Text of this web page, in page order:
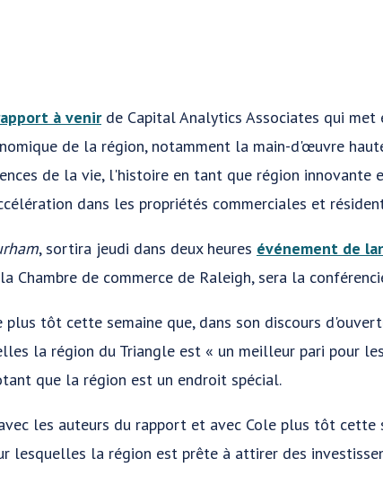
à venirde Capital Analytics Associates qui met
de la région, notamment la main-d'œuvre
de la vie, l'histoire en tant que région innovante
dans les propriétés commerciales et
, sortira jeudi dans deux heures événement de
Chambre de commerce de Raleigh, sera la
plus tôt cette semaine que, dans son discours
la région du Triangle est « un meilleur pari pour
que la région est un endroit spécial.
les auteurs du rapport et avec Cole plus tôt cette
lesquelles la région est prête à attirer des